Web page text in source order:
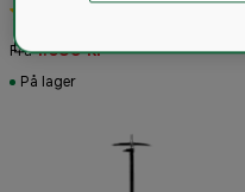
Fra 1.689 kr
På lager